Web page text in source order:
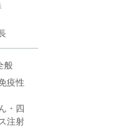
般
疫性
・四
注射